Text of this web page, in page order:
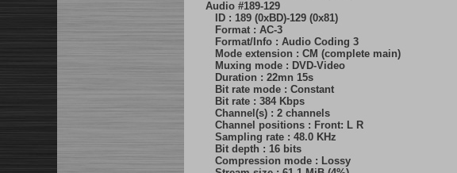
Audio #189-129
ID : 189 (0xBD)-129 (0x81)
Format : AC-3
Format/Info : Audio Coding 3
Mode extension : CM (complete main)
Muxing mode : DVD-Video
Duration : 22mn 15s
Bit rate mode : Constant
Bit rate : 384 Kbps
Channel(s) : 2 channels
Channel positions : Front: L R
Sampling rate : 48.0 KHz
Bit depth : 16 bits
Compression mode : Lossy